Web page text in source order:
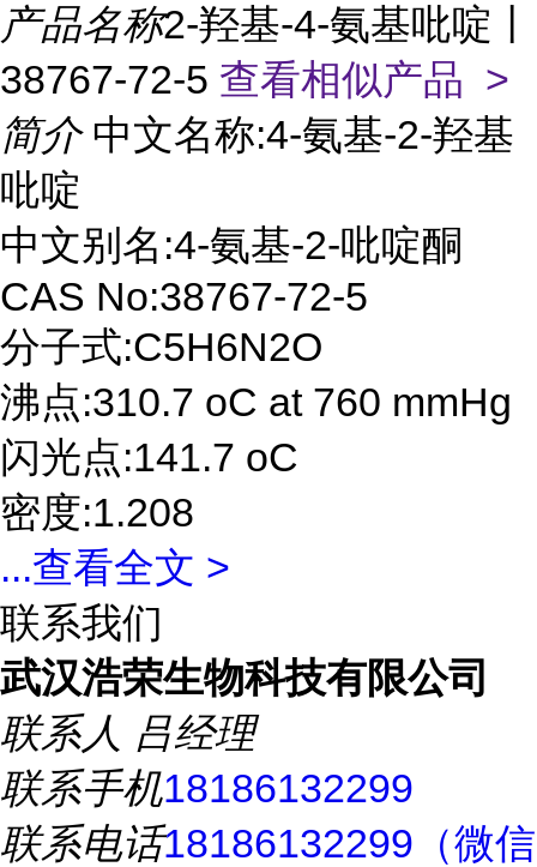
产品名称2-羟基-4-氨基吡啶丨
38767-72-5 查看相似产品 >
简介 中文名称:4-氨基-2-羟基
吡啶
中文别名:4-氨基-2-吡啶酮
CAS No:38767-72-5
分子式:C5H6N2O
沸点:310.7 oC at 760 mmHg
闪光点:141.7 oC
密度:1.208
...查看全文 >
联系我们
武汉浩荣生物科技有限公司
联系人 吕经理
联系手机18186132299
联系电话18186132299（微信